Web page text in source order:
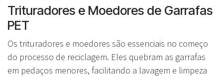
Trituradores e Moedores de Garrafas
PET
Os trituradores e moedores são essenciais no começo
do processo de reciclagem. Eles quebram as garrafas
em pedaços menores, facilitando a lavagem e limpeza